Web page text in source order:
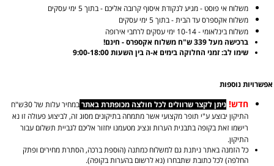
משלוח אי פוסט - מגיע לנקודת איסוף קרובה אליכם - בתוך 5 ימי עסקים
משלוח אקספרס עד הבית - בתוך 5 ימי עסקים
משלוח בינלאומי - 10-14 ימי עסקים לרחבי אירופה
ברכישה מעל 339 ש"ח משלוח אקספרס - חינם!
שימו לב: זמני החלוקה בימים א-ה בין השעות 9:00-18:00
אפשרויות נוספות
חדש! ניתן לקצר שרוולים לכל חולצה מכופתרת באתר
במחיר עלות של 30ש"ח
התיקון יבוצע ע"י תופר מקצועי אשר מתמחה בתיקונים מסוג זה, לביצוע פעולה זו נא
רישמו זאת בקופה בתבנית הערות ונציג מטעמנו יחזור אליכם לגביית תשלום עבור
התיקון.
כל הזמנה באתר ניתנת גם למשלוח כמתנה (הוספת ברכה, הסתרת מחירים ופתק
החלפה) לכל כתובת שתבחרו (נא לרשום בהערות בקופה).